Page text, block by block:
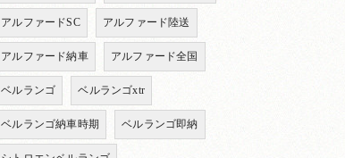
アルファードSC アルファード陸送
アルファード納車 アルファード全国
ベルランゴ ベルランゴxtr
ベルランゴ納車時期 ベルランゴ即納